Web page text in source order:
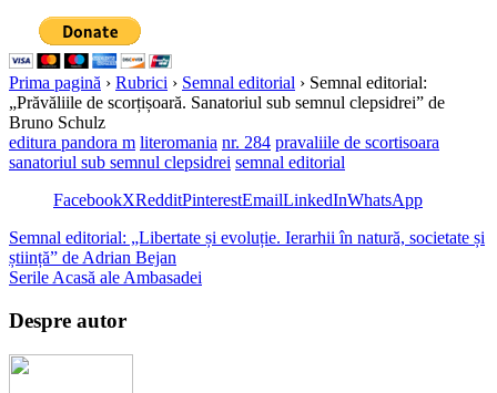
Prima pagină › Rubrici › Semnal editorial › Semnal editorial:
„Prăvăliile de scorțișoară. Sanatoriul sub semnul clepsidrei” de
Bruno Schulz
editura pandora m literomania nr. 284 pravaliile de scortisoara
sanatoriul sub semnul clepsidrei semnal editorial
FacebookXRedditPinterestEmailLinkedInWhatsApp
Semnal editorial: „Libertate și evoluție. Ierarhii în natură, societate și
știință” de Adrian Bejan
Serile Acasă ale Ambasadei
Despre autor